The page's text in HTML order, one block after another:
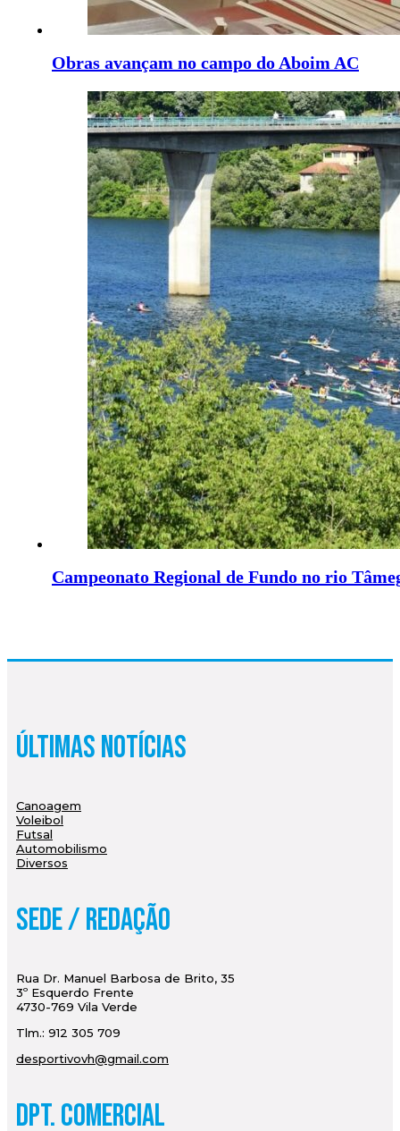
Obras avançam no campo do Aboim AC
Campeonato Regional de Fundo no rio
Últimas Notícias
Canoagem
Voleibol
Futsal
Automobilismo
Diversos
Sede / Redação
Rua Dr. Manuel Barbosa de Brito, 35
3º Esquerdo Frente
4730-769 Vila Verde
Tlm.: 912 305 709
desportivovh@gmail.com
Dpt. Comercial